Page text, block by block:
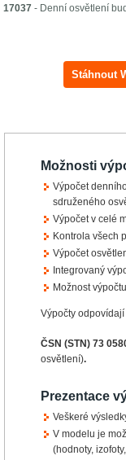
17037 - Denní osvětlení
Stáhnout
Možnosti
Výpočet
sdruženého
Výpočet v celé
Kontrola všech
Výpočet
Integrovaný
Možnost
Výpočty
ČSN (STN) 73
osvětlení).
Prezentace
Veškeré
V modelu je
(hodnoty,